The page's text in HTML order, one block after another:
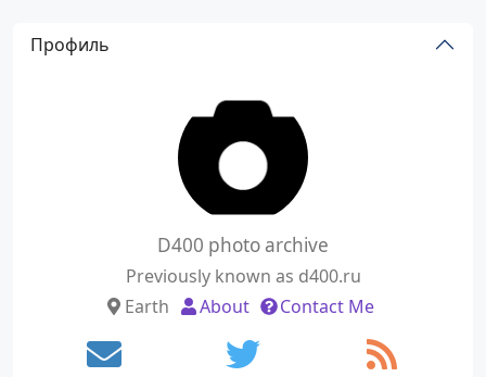
Профиль
D400 photo archive
Previously known as d400.ru
Earth
About Contact Me